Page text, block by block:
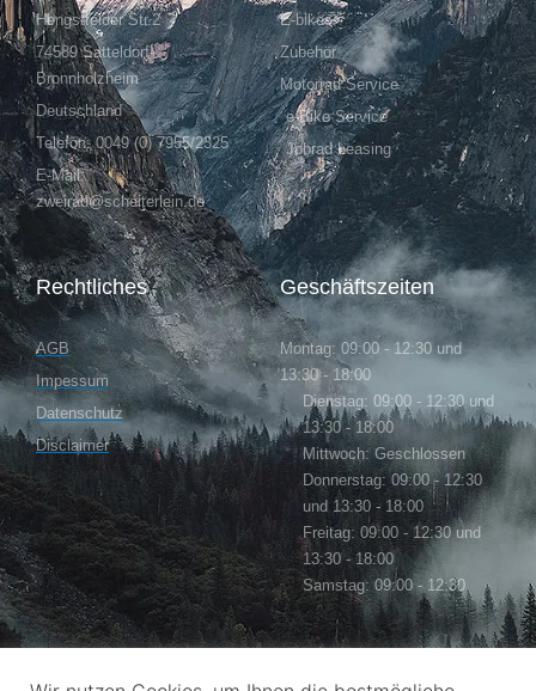
Hengstfelder Str.2
74589 Satteldorf-
Bronnholzheim
Deutschland
Telefon: 0049 (0) 7955/2325
E-Mail:
zweirad@scheiterlein.de
E-bikes
Zubehör
Motorrad Service
e-Bike Service
Jobrad Leasing
Rechtliches
AGB
Impessum
Datenschutz
Disclaimer
Geschäftszeiten
Montag: 09:00 - 12:30 und
13:30 - 18:00
Dienstag: 09:00 - 12:30 und
13:30 - 18:00
Mittwoch: Geschlossen
Donnerstag: 09:00 - 12:30
und 13:30 - 18:00
Freitag: 09:00 - 12:30 und
13:30 - 18:00
Samstag: 09:00 - 12:30